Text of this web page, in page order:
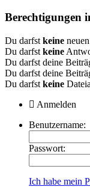
Berechtigungen
Du darfst keine
Du darfst keine
Du darfst deine
Du darfst deine
Du darfst keine
Anmelden
Benutzername:
Passwort:
Ich habe mein